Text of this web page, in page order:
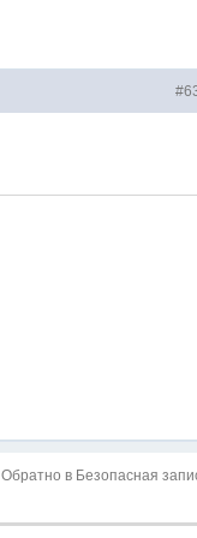
Обратно в Безопасная